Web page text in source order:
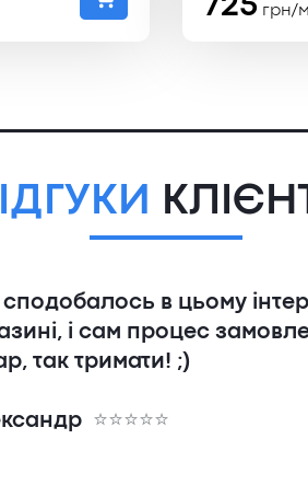
725 грн/
сподобалось в цьому
і сам процес
так тримати! ;)